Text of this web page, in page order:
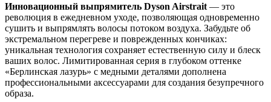
Инновационный выпрямитель Dyson Airstrait — это
революция в ежедневном уходе, позволяющая одновременно
сушить и выпрямлять волосы потоком воздуха. Забудьте об
экстремальном перегреве и поврежденных кончиках:
уникальная технология сохраняет естественную силу и блеск
ваших волос. Лимитированная серия в глубоком оттенке
«Берлинская лазурь» с медными деталями дополнена
профессиональными аксессуарами для создания безупречного
образа.